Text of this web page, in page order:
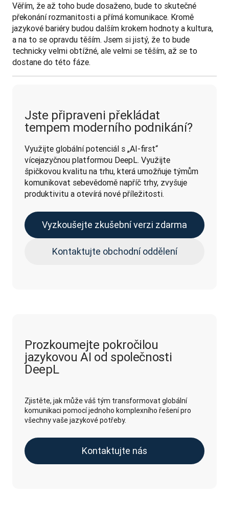
Věřím, že až toho bude dosaženo, bude to skutečné
překonání rozmanitosti a přímá komunikace. Kromě
jazykové bariéry budou dalším krokem hodnoty a kultura,
a na to se opravdu těším. Jsem si jistý, že to bude
technicky velmi obtížné, ale velmi se těším, až se to
dostane do této fáze.
Jste připraveni překládat
tempem moderního podnikání?
Využijte globální potenciál s „AI-first“
vícejazyčnou platformou DeepL. Využijte
špičkovou kvalitu na trhu, která umožňuje týmům
komunikovat sebevědomě napříč trhy, zvyšuje
produktivitu a otevírá nové příležitosti.
Vyzkoušejte zkušební verzi zdarma
Kontaktujte obchodní oddělení
Prozkoumejte pokročilou
jazykovou AI od společnosti
DeepL
Zjistěte, jak může váš tým transformovat globální
komunikaci pomocí jednoho komplexního řešení pro
všechny vaše jazykové potřeby.
Kontaktujte nás